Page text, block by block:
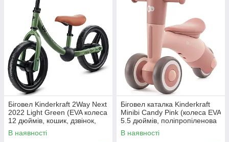
Біговел Kinderkraft 2Way Next
2022 Light Green (EVA колеса
12 дюймів, кошик, дзвінок,
ключ)
В наявності
Біговел каталка Kinderkraft
Minibi Candy Pink (колеса EVA
5.5 дюймів, поліпропіленова
рама)
В наявності